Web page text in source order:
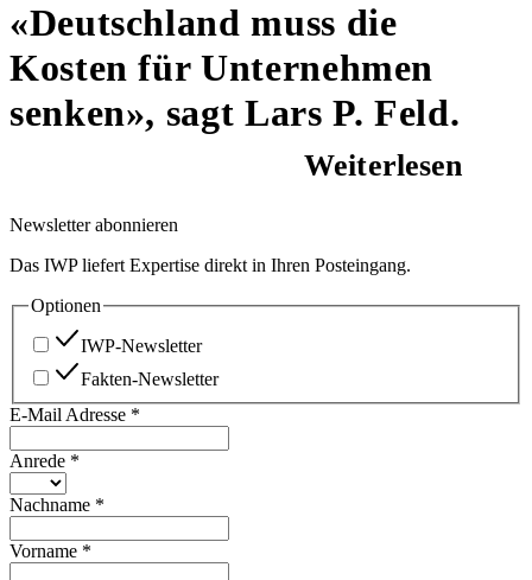
«Deutschland muss die
Kosten für Unternehmen
senken», sagt Lars P. Feld.
Weiterlesen
Newsletter abonnieren
Das IWP liefert Expertise direkt in Ihren Posteingang.
Optionen
IWP-Newsletter
Fakten-Newsletter
E-Mail Adresse *
Anrede *
Nachname *
Vorname *